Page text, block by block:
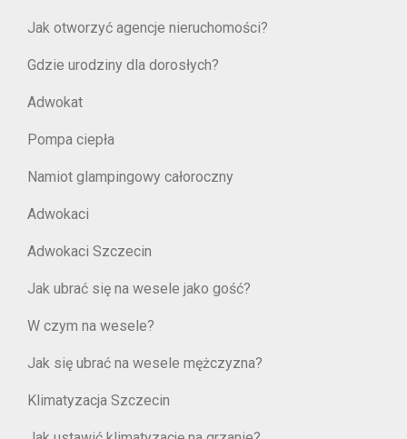
Jak otworzyć agencje nieruchomości?
Gdzie urodziny dla dorosłych?
Adwokat
Pompa ciepła
Namiot glampingowy całoroczny
Adwokaci
Adwokaci Szczecin
Jak ubrać się na wesele jako gość?
W czym na wesele?
Jak się ubrać na wesele mężczyzna?
Klimatyzacja Szczecin